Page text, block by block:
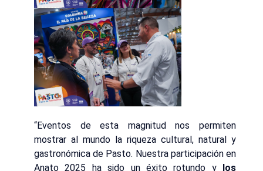
“Eventos de esta magnitud nos permiten
mostrar al mundo la riqueza cultural, natural y
gastronómica de Pasto. Nuestra participación en
Anato 2025 ha sido un éxito rotundo y los